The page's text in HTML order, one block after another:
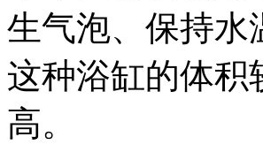
生气泡、保持水
这种浴缸的体积
高。